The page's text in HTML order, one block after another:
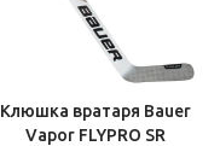
Клюшка вратаря Bauer
Vapor FLYPRO SR